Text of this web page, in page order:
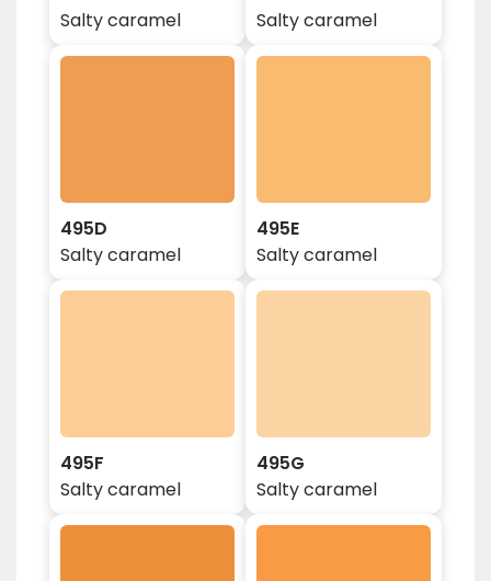
Salty caramel
Salty caramel
495D
Salty caramel
495E
Salty caramel
495F
Salty caramel
495G
Salty caramel